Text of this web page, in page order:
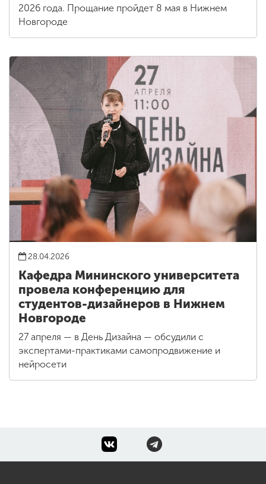
2026 года. Прощание пройдет 8 мая в Нижнем
Новгороде
28.04.2026
Кафедра Мининского университета
провела конференцию для
студентов-дизайнеров в Нижнем
Новгороде
27 апреля — в День Дизайна — обсудили с
экспертами-практиками самопродвижение и
нейросети